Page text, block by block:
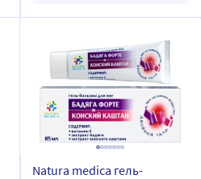
Natura medica гель-